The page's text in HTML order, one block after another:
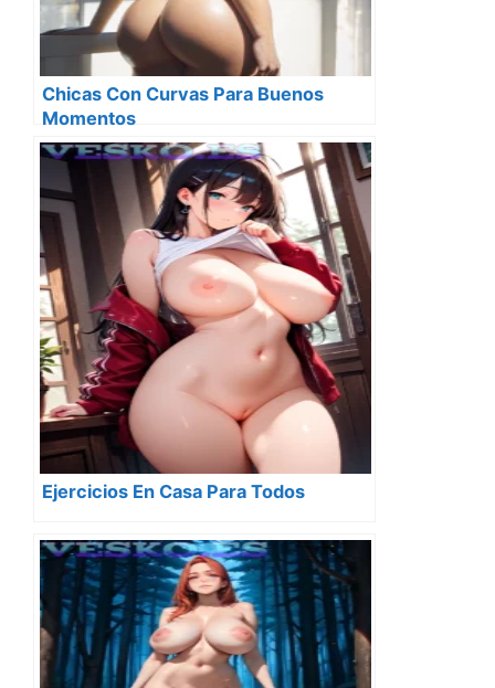
Chicas Con Curvas Para Buenos
Momentos
Ejercicios En Casa Para Todos